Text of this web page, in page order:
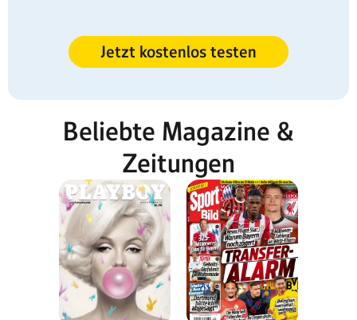
Jetzt kostenlos testen
Beliebte Magazine &
Zeitungen